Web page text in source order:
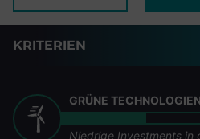
KRITERIEN
GRÜNE
Niedrige Investments in